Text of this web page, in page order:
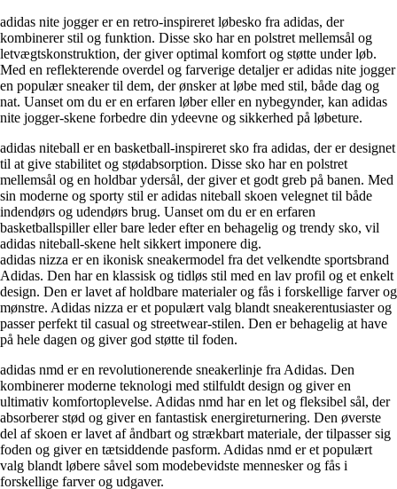
adidas nite jogger er en retro-inspireret løbesko fra adidas, der
kombinerer stil og funktion. Disse sko har en polstret mellemsål og
letvægtskonstruktion, der giver optimal komfort og støtte under løb.
Med en reflekterende overdel og farverige detaljer er adidas nite jogger
en populær sneaker til dem, der ønsker at løbe med stil, både dag og
nat. Uanset om du er en erfaren løber eller en nybegynder, kan adidas
nite jogger-skene forbedre din ydeevne og sikkerhed på løbeture.
adidas niteball er en basketball-inspireret sko fra adidas, der er designet
til at give stabilitet og stødabsorption. Disse sko har en polstret
mellemsål og en holdbar ydersål, der giver et godt greb på banen. Med
sin moderne og sporty stil er adidas niteball skoen velegnet til både
indendørs og udendørs brug. Uanset om du er en erfaren
basketballspiller eller bare leder efter en behagelig og trendy sko, vil
adidas niteball-skene helt sikkert imponere dig.
adidas nizza er en ikonisk sneakermodel fra det velkendte sportsbrand
Adidas. Den har en klassisk og tidløs stil med en lav profil og et enkelt
design. Den er lavet af holdbare materialer og fås i forskellige farver og
mønstre. Adidas nizza er et populært valg blandt sneakerentusiaster og
passer perfekt til casual og streetwear-stilen. Den er behagelig at have
på hele dagen og giver god støtte til foden.
adidas nmd er en revolutionerende sneakerlinje fra Adidas. Den
kombinerer moderne teknologi med stilfuldt design og giver en
ultimativ komfortoplevelse. Adidas nmd har en let og fleksibel sål, der
absorberer stød og giver en fantastisk energireturnering. Den øverste
del af skoen er lavet af åndbart og strækbart materiale, der tilpasser sig
foden og giver en tætsiddende pasform. Adidas nmd er et populært
valg blandt løbere såvel som modebevidste mennesker og fås i
forskellige farver og udgaver.